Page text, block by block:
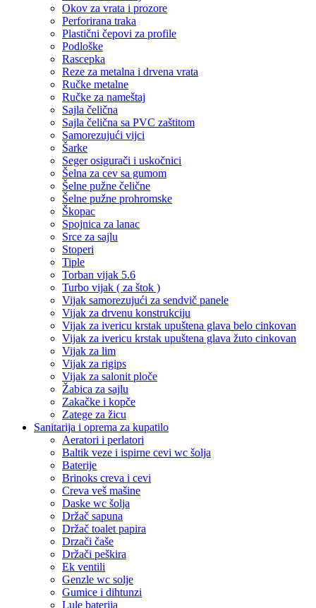
Okov za vrata i prozore
Perforirana traka
Plastični čepovi za profile
Podloške
Rascepka
Reze za metalna i drvena vrata
Ručke metalne
Ručke za nameštaj
Sajla čelična
Sajla čelična sa PVC zaštitom
Samorezujući vijci
Šarke
Seger osigurači i uskočnici
Šelna za cev sa gumom
Šelne pužne čelične
Šelne pužne prohromske
Škopac
Spojnica za lanac
Srce za sajlu
Stoperi
Tiple
Torban vijak 5.6
Turbo vijak ( za štok )
Vijak samorezujući za sendvič panele
Vijak za drvenu konstrukciju
Vijak za ivericu krstak upuštena glava belo cinkovan
Vijak za ivericu krstak upuštena glava žuto cinkovan
Vijak za lim
Vijak za rigips
Vijak za salonit ploče
Žabica za sajlu
Zakačke i kopče
Zatege za žicu
Sanitarija i oprema za kupatilo
Aeratori i perlatori
Baltik veze i ispirne cevi wc šolja
Baterije
Brinoks creva i cevi
Creva veš mašine
Daske wc šolja
Držač sapuna
Držač toalet papira
Drzači čaše
Držači peškira
Ek ventili
Genzle wc solje
Gumice i dihtunzi
Lule baterija